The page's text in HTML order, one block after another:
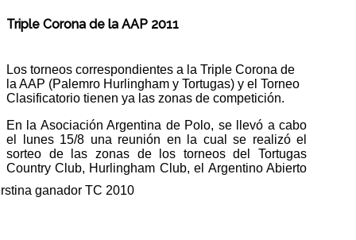
Triple Corona de la AAP 2011
Los torneos correspondientes a la Triple Corona de
la AAP (Palemro Hurlingham y Tortugas) y el Torneo
Clasificatorio tienen ya las zonas de competición.
En la Asociación Argentina de Polo, se llevó a cabo
el lunes 15/8 una reunión en la cual se realizó el
sorteo de las zonas de los torneos del Tortugas
Country Club, Hurlingham Club, el Argentino Abierto